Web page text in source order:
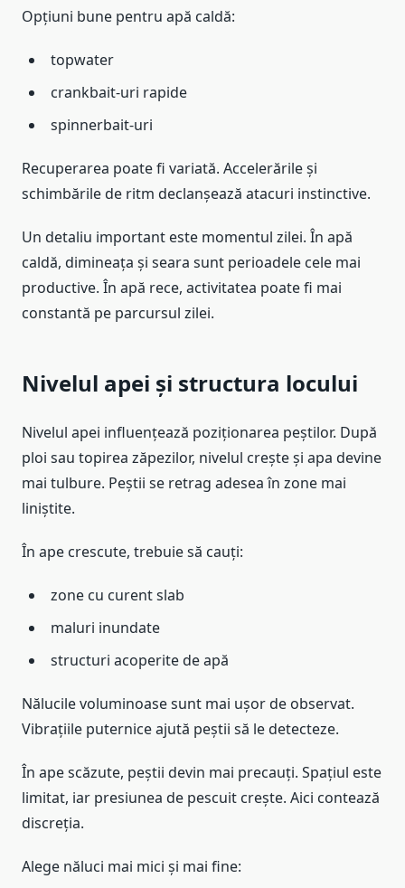
Opțiuni bune pentru apă caldă:
topwater
crankbait-uri rapide
spinnerbait-uri
Recuperarea poate fi variată. Accelerările și
schimbările de ritm declanșează atacuri instinctive.
Un detaliu important este momentul zilei. În apă
caldă, dimineața și seara sunt perioadele cele mai
productive. În apă rece, activitatea poate fi mai
constantă pe parcursul zilei.
Nivelul apei și structura locului
Nivelul apei influențează poziționarea peștilor. După
ploi sau topirea zăpezilor, nivelul crește și apa devine
mai tulbure. Peștii se retrag adesea în zone mai
liniștite.
În ape crescute, trebuie să cauți:
zone cu curent slab
maluri inundate
structuri acoperite de apă
Nălucile voluminoase sunt mai ușor de observat.
Vibrațiile puternice ajută peștii să le detecteze.
În ape scăzute, peștii devin mai precauți. Spațiul este
limitat, iar presiunea de pescuit crește. Aici contează
discreția.
Alege năluci mai mici și mai fine: